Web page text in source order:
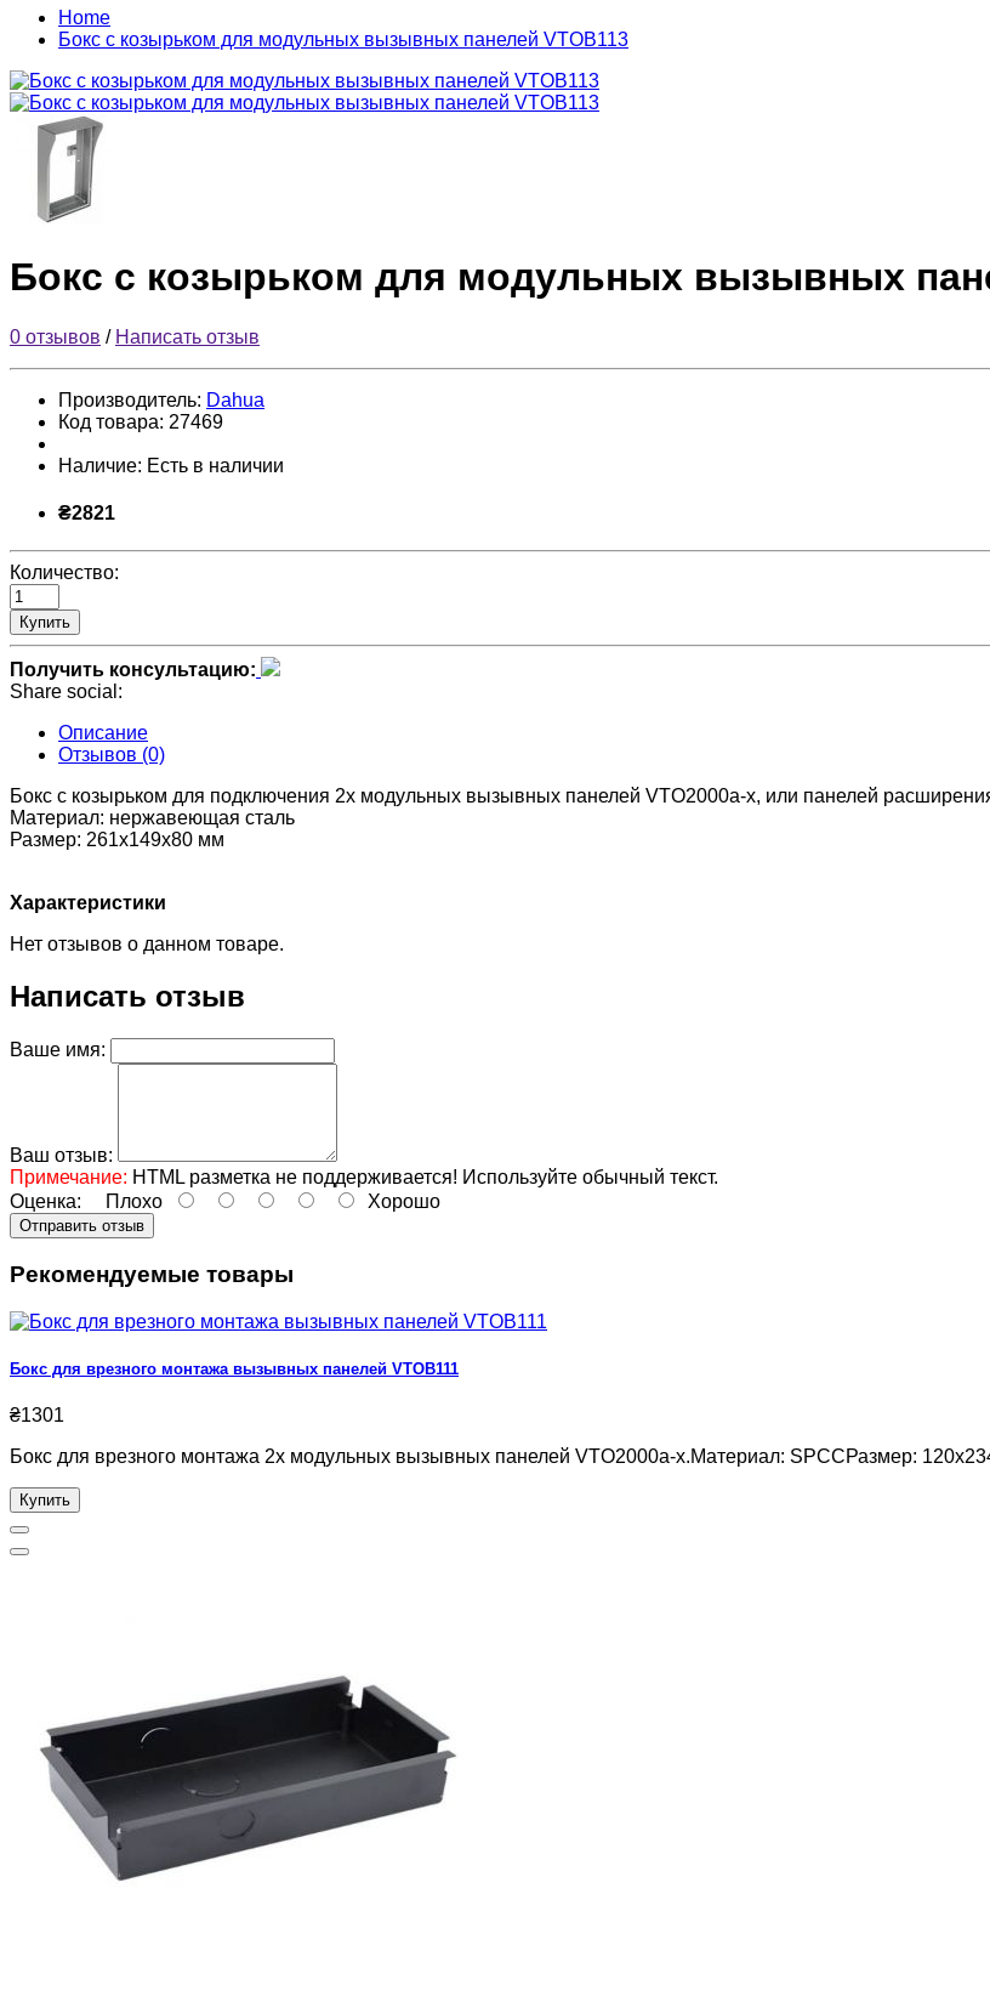
Home
Бокс с козырьком для модульных вызывных панелей VTOB113
Бокс с козырьком для модульных вызывных
0 отзывов / Написать отзыв
Производитель: Dahua
Код товара: 27469
Наличие: Есть в наличии
₴2821
Количество:
Купить
Получить консультацию:
Share social:
Описание
Отзывов (0)
Бокс с козырьком для подключения 2х модульных вызывных панелей VTO2000a-x, или панелей
Материал: нержавеющая сталь
Размер: 261х149х80 мм
Характеристики
Нет отзывов о данном товаре.
Написать отзыв
Ваше имя:
Ваш отзыв:
Примечание: HTML разметка не поддерживается! Используйте обычный текст.
Оценка: Плохо Хорошо
Отправить отзыв
Рекомендуемые товары
Бокс для врезного монтажа вызывных панелей VTOB111
₴1301
Бокс для врезного монтажа 2x модульных вызывных панелей VTO2000a-x.Материал: SPCCРазмер:
Купить